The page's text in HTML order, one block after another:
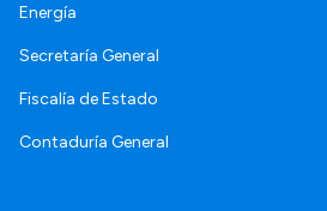
Energía
Secretaría General
Fiscalía de Estado
Contaduría General